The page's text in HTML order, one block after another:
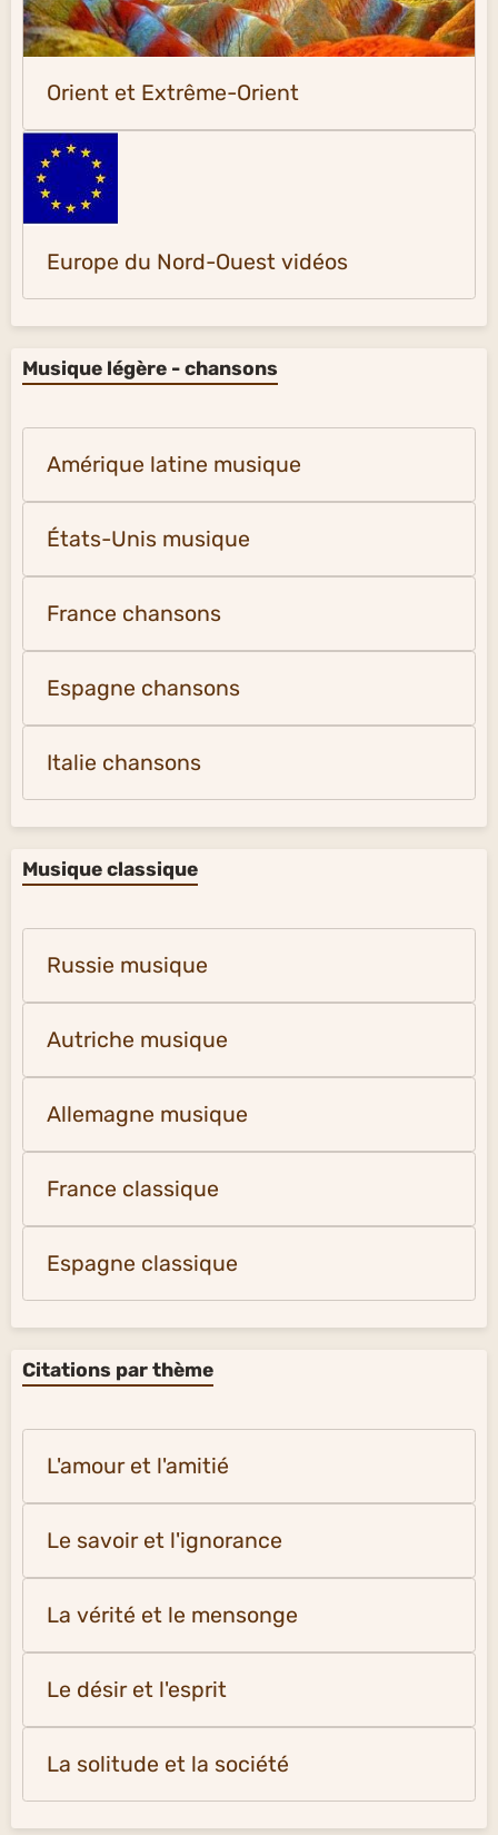
Orient et Extrême-Orient
Europe du Nord-Ouest vidéos
Musique légère - chansons
Amérique latine musique
États-Unis musique
France chansons
Espagne chansons
Italie chansons
Musique classique
Russie musique
Autriche musique
Allemagne musique
France classique
Espagne classique
Citations par thème
L'amour et l'amitié
Le savoir et l'ignorance
La vérité et le mensonge
Le désir et l'esprit
La solitude et la société